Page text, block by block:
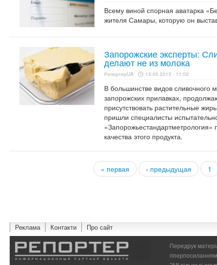
Всему виной спорная аватарка
жителя Самары, которую он
Запорожские эксперты:
делают не из молока
РепортерUA 13.05.2013 - 11:02
В большинстве видов сливочного
запорожских прилавках,
присутствовать растительные
пришли специалисты
«Запорожьестандартметрология»
качества этого продукта.
« первая ‹ предыдущая 1
Реклама Контакти Про сайт
Передрук